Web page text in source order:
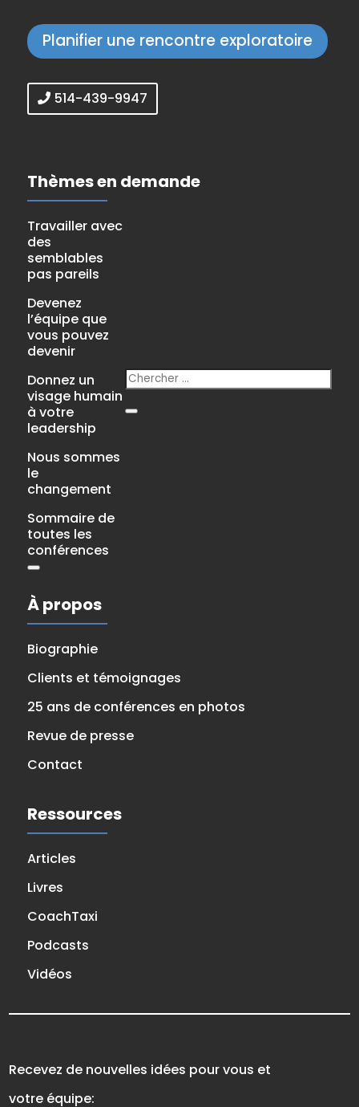
Planifier une rencontre exploratoire
514-439-9947
Thèmes en demande
Travailler avec
des
semblables
pas pareils
Devenez
l’équipe que
vous pouvez
devenir
Donnez un
visage humain
à votre
leadership
Nous sommes
le
changement
Sommaire de
toutes les
conférences
À propos
Biographie
Clients et témoignages
25 ans de conférences en photos
Revue de presse
Contact
Ressources
Articles
Livres
CoachTaxi
Podcasts
Vidéos
Recevez de nouvelles idées pour vous et
votre équipe: